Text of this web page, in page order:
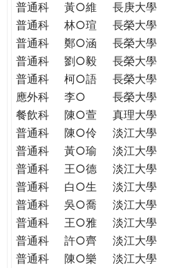
普通科 黃○維 長庚大學
普通科
林○瑄 長榮大學
普通科
鄭○涵 長榮大學
普通科
劉○毅 長榮大學
普通科
柯○語 長榮大學
應外科
李○ 長榮大學
餐飲科
陳○萱 真理大學
普通科
陳○伶 淡江大學
普通科
黃○瑜 淡江大學
普通科
王○德 淡江大學
普通科
白○生 淡江大學
普通科
吳○喬 淡江大學
普通科
王○雅 淡江大學
普通科
許○齊 淡江大學
普通科
陳○樂 淡江大學